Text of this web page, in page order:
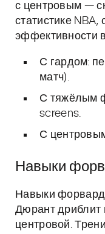
с центровым —
статистике NBA,
эффективности
С гардом:
матч).
С тяжёлым
screens.
С
Навыки
Навыки
Дюрант дриблит
центровой.